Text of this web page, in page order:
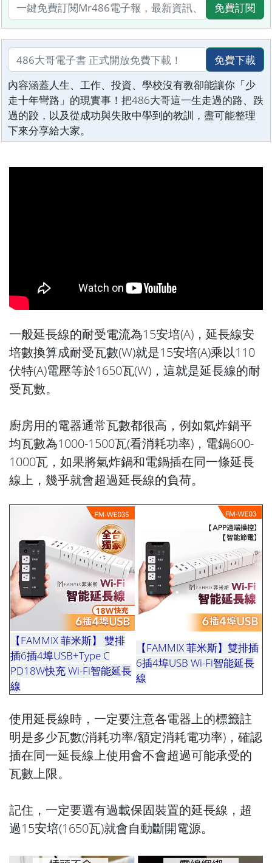
免費訂閱
免費下載
內容涵蓋人生、工作、投資、學校沒有教卻能讓你「少
走十年彎路」的現實事！把486大哥這一生走過的路、跌
過的跤，以及從成功與失敗中學到的教訓，盡可能整理
下來分享給大家。
一般延長線的耐受電流為15安培(A)，延長線安
培數換算成耐受瓦數(W)就是15安培(A)乘以110
伏特(A)電壓等於1650瓦(W)，這就是延長線的耐
受瓦數。
廚房用的電器通常瓦數都很高，例如氣炸鍋平
均瓦數為1000-1500瓦(看消耗功率)，電鍋600-
1000瓦，如果將氣炸鍋和電鍋插在同一條延長
線上，幾乎就會超過延長線的負荷。
【FAMMIX 菲米斯】 雙排
插6插4埠USB+Type C
PD18W快充 Wi-Fi智能延長
線
【FAMMIX 菲米斯】雙排插
6插4埠USB Wi-Fi智能延長
線
使用延長線時，一定要注意各電器上的標籤註
明是多少瓦數(消耗功率/額定消耗電功率)，確認
插在同一延長線上使用會不會超過可能承受的
瓦數上限。
記住，一定要選有過載保固裝置的延長線，超
過15安培(1650瓦)就會自動斷開電源。